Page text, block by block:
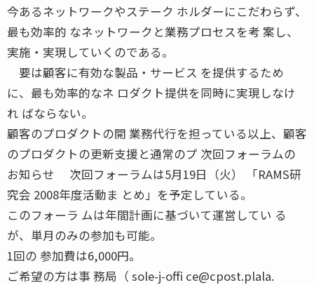
今あるネットワークやステーク ホルダーにこだわらず、
最も効率的 なネットワークと業務プロセスを考 案し、
実施・実現していくのである。
要は顧客に有効な製品・サービス を提供するため
に、最も効率的なネ ロダクト提供を同時に実現しなけ
れ ばならない。
顧客のプロダクトの開 業務代行を担っている以上、顧客
のプロダクトの更新支援と通常のプ 次回フォーラムの
お知らせ 次回フォーラムは5月19日（火） 「RAMS研
究会 2008年度活動ま とめ」を予定している。
このフォーラ ムは年間計画に基づいて運営してい る
が、単月のみの参加も可能。
1回の 参加費は6,000円。
ご希望の方は事 務局（ sole-j-offi ce@cpost.plala.